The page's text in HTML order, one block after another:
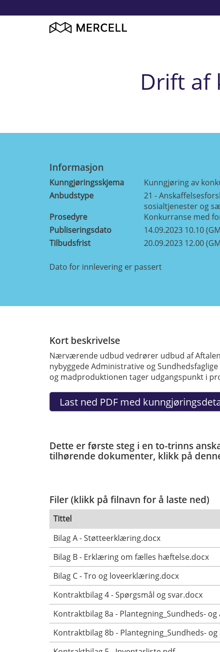
Drift af
Informasjon
Kunngjøringsskjema
Kunngjøring av
Anbudstype
21 -
sosialtjenester og
Prosedyre
Konkurranse med
Publiseringsdato
14.09.2023 10.10
Tilbudsfrist
20.09.2023 12.00
Dato for innlevering er passert
Kort beskrivelse
Nærværende udbud vedrører udbud af
nybyggede Administrative og
og madproduktionen tager udgangspunkt i
Dette er første steg i en to-trinns
tilhørende dokumenter, klikk på
Filer (klikk på filnavn for å laste ned)
Tittel
Bilag A - Støtteerklæring.docx
Bilag B - Erklæring om fælles hæftelse.docx
Bilag C - Tro og loveerklæring.docx
Kontraktbilag 4 - Spørgsmål og svar.docx
Kontraktbilag 8a - Plantegning_Sundheds-
Kontraktbilag 8b - Plantegning_Sundheds-